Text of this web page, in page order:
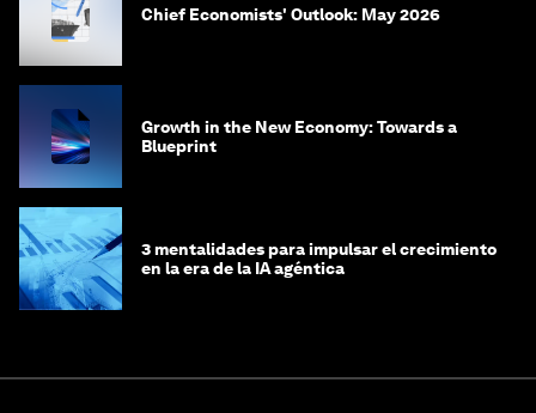
Chief Economists' Outlook: May 2026
Growth in the New Economy: Towards a
Blueprint
3 mentalidades para impulsar el crecimiento
en la era de la IA agéntica